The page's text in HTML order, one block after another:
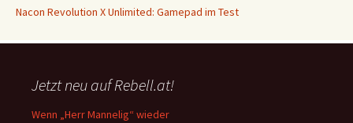
Nacon Revolution X Unlimited: Gamepad im Test
Jetzt neu auf Rebell.at!
Wenn „Herr Mannelig“ wieder